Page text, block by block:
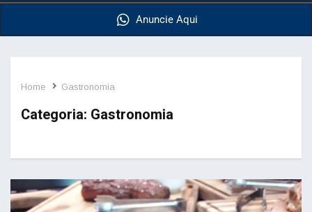
Anuncie Aqui
Home Gastronomia
Categoria: Gastronomia